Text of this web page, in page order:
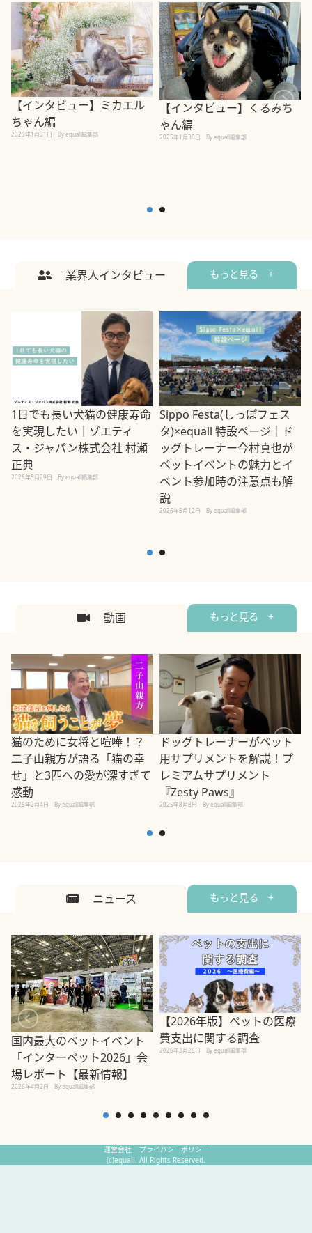
【インタビュー】ミカエル
ちゃん編
2025年1月31日 By equall編集部
【インタビュー】くるみち
ゃん編
2025年1月30日 By equall編集部
業界人インタビュー もっと見る +
1日でも長い犬猫の健康寿命
を実現したい｜ゾエティ
ス・ジャパン株式会社 村瀬
正典
2026年5月29日 By equall編集部
Sippo Festa(しっぽフェス
タ)×equall 特設ページ｜ド
ッグトレーナー今村真也が
ペットイベントの魅力とイ
ベント参加時の注意点も解
説
2026年5月12日 By equall編集部
動画 もっと見る +
猫のために女将と喧嘩！？
二子山親方が語る「猫の幸
せ」と3匹への愛が深すぎて
感動
2026年2月4日 By equall編集部
ドッグトレーナーがペット
用サプリメントを解説！プ
レミアムサプリメント
『Zesty Paws』
2025年8月8日 By equall編集部
ニュース もっと見る +
国内最大のペットイベント
「インターペット2026」会
場レポート【最新情報】
2026年4月2日 By equall編集部
【2026年版】ペットの医療
費支出に関する調査
2026年3月26日 By equall編集部
運営会社
プライバシーポリシー
(c)equall. All Rights Reserved.